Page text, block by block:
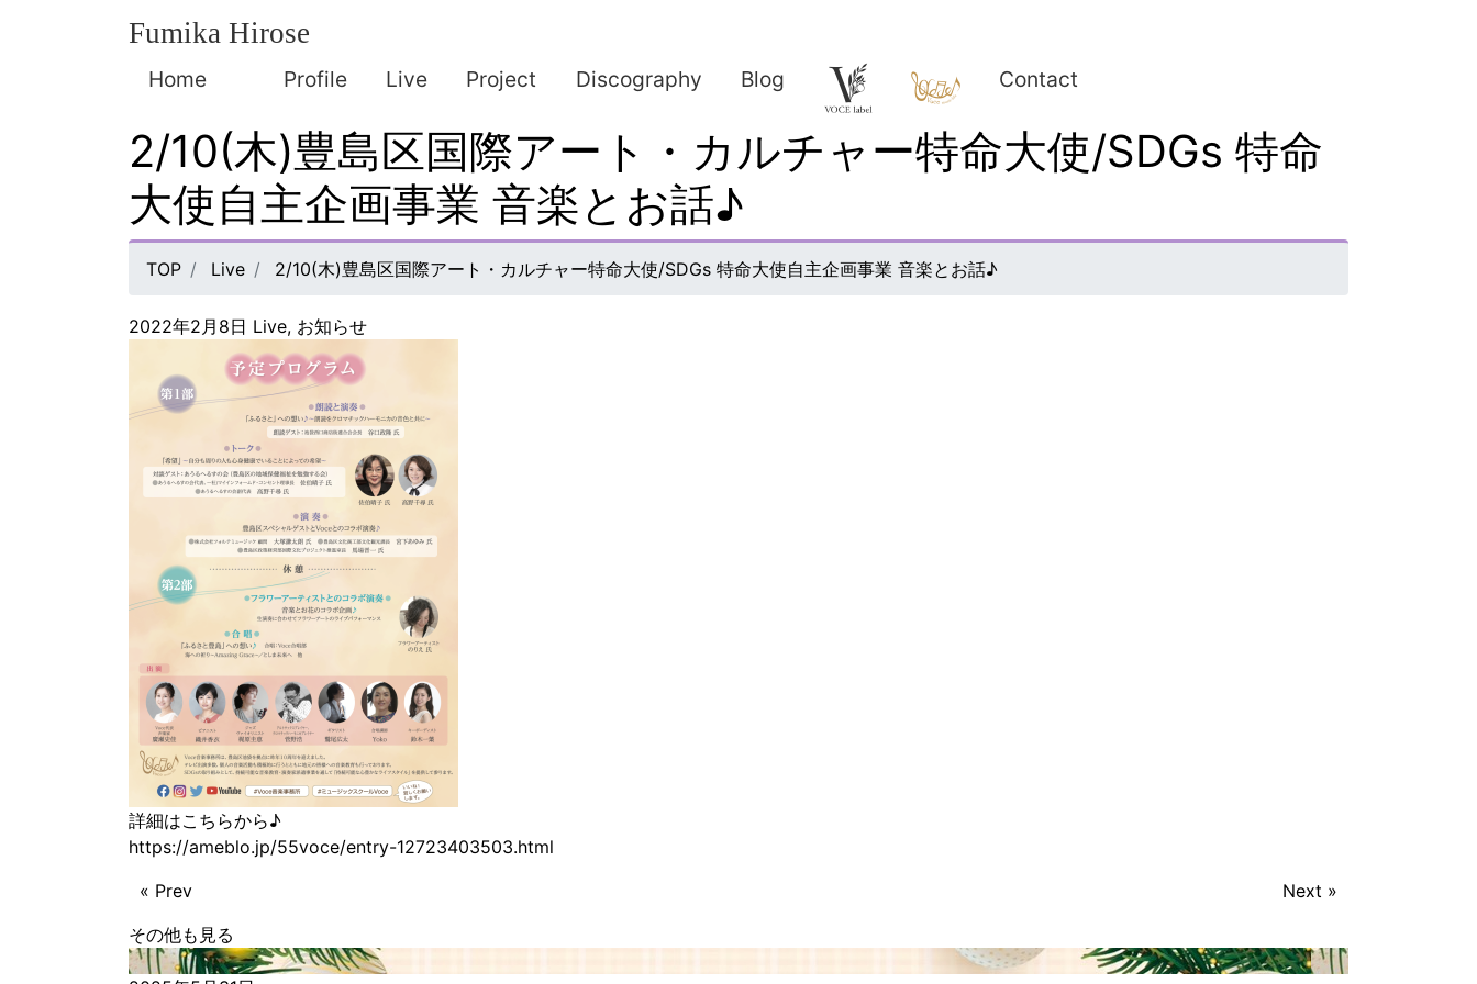
Fumika Hirose
Home Profile Live Project Discography Blog Contact
2/10(木)豊島区国際アート・カルチャー特命大使/SDGs 特命
大使自主企画事業 音楽とお話♪
TOP Live 2/10(木)豊島区国際アート・カルチャー特命大使/SDGs 特命大使自主企画事業 音楽とお話♪
2022年2月8日 Live, お知らせ
詳細はこちらから♪
https://ameblo.jp/55voce/entry-12723403503.html
« Prev
Next »
その他も見る